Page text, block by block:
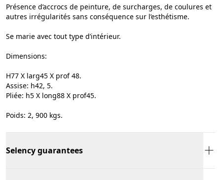
Présence d’accrocs de peinture, de surcharges, de coulures et
autres irrégularités sans conséquence sur l’esthétisme.
Se marie avec tout type d’intérieur.
Dimensions:
H77 X larg45 X prof 48.
Assise: h42, 5.
Pliée: h5 X long88 X prof45.
Poids: 2, 900 kgs.
Selency guarantees